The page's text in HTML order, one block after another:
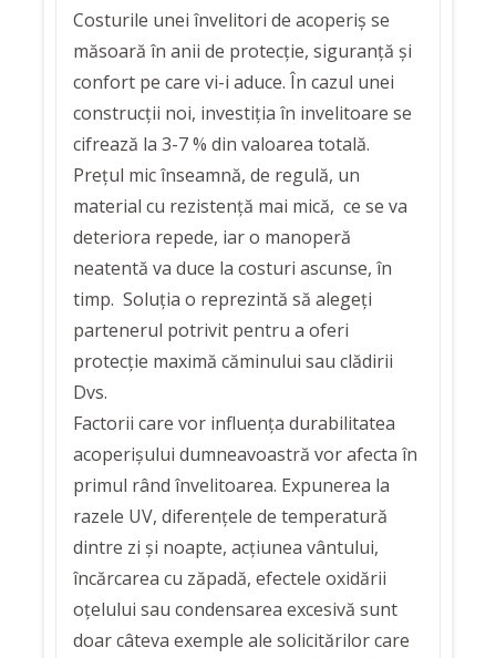
Costurile unei învelitori de acoperiș se
măsoară în anii de protecție, siguranță și
confort pe care vi-i aduce. În cazul unei
construcții noi, investiția în invelitoare se
cifrează la 3-7 % din valoarea totală.
Prețul mic înseamnă, de regulă, un
material cu rezistență mai mică, ce se va
deteriora repede, iar o manoperă
neatentă va duce la costuri ascunse, în
timp. Soluția o reprezintă să alegeți
partenerul potrivit pentru a oferi
protecție maximă căminului sau clădirii
Dvs.
Factorii care vor influența durabilitatea
acoperișului dumneavoastră vor afecta în
primul rând învelitoarea. Expunerea la
razele UV, diferențele de temperatură
dintre zi și noapte, acțiunea vântului,
încărcarea cu zăpadă, efectele oxidării
oțelului sau condensarea excesivă sunt
doar câteva exemple ale solicitărilor care